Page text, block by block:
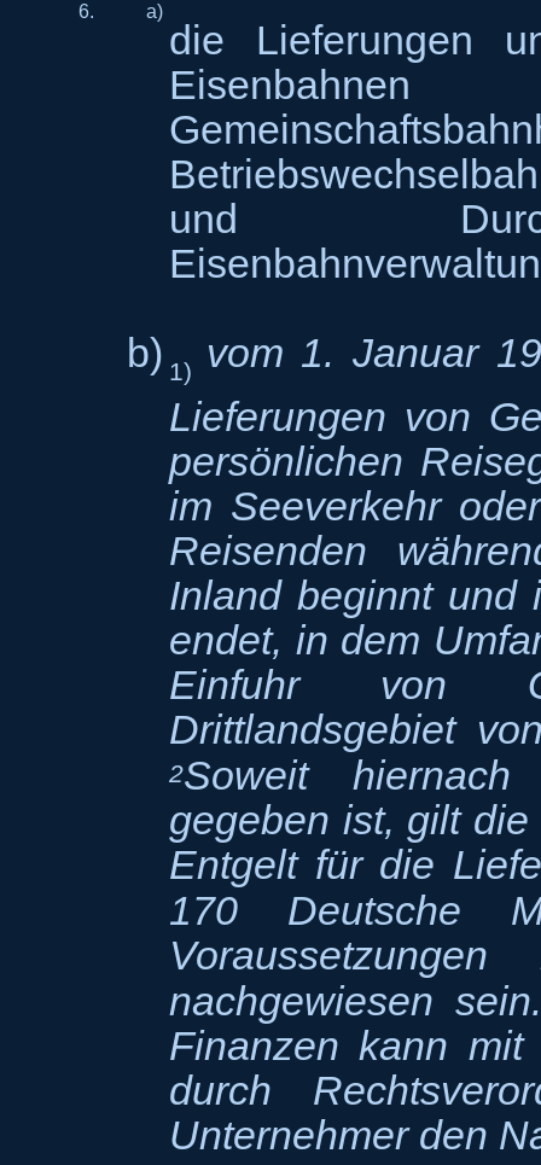
6. a)
die Lieferungen
und
b) 1) vom 1. Januar
Lieferungen von
persönlichen
im Seeverkehr
Reisenden
Inland beginnt und
endet, in dem
Einfuhr von
Drittlandsgebiet
2Soweit hiernach
gegeben ist, gilt
Entgelt für die
170 Deutsche
nachgewiesen
Finanzen kann mit
durch
Unternehmer den